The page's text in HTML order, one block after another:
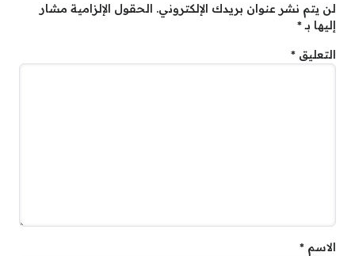
لن يتم نشر عنوان بريدك الإلكتروني. الحقول الإلزامية مشار
إليها بـ*
التعليق *
الاسم *